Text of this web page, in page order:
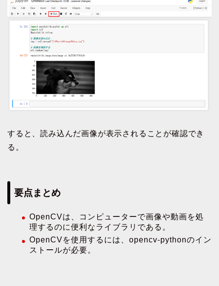
すると、読み込んだ画像が表示されることが確認でき
る。
要点まとめ
OpenCVは、コンピューターで画像や動画を処
理するのに便利なライブラリである。
OpenCVを使用するには、opencv-pythonのイン
ストールが必要。